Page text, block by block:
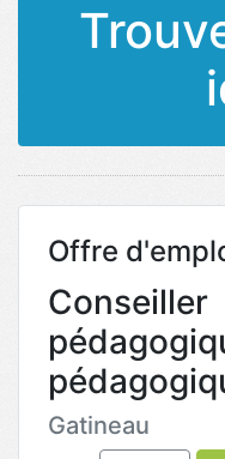
Offre
Conseiller
Gatineau